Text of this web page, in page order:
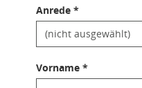
Anrede *
Vorname *